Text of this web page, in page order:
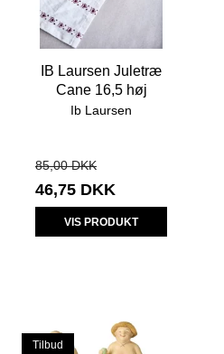
IB Laursen Juletræ
Cane 16,5 høj
Ib Laursen
85,00 DKK
46,75 DKK
VIS PRODUKT
Tilbud